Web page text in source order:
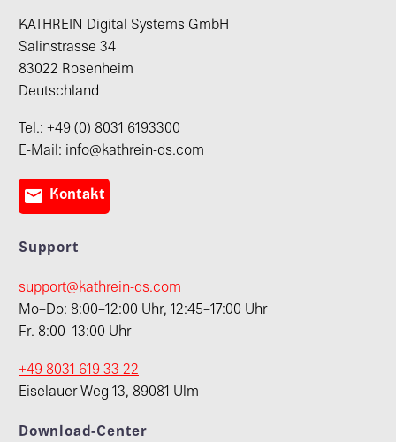
KATHREIN Digital Systems GmbH
Salinstrasse 34
83022 Rosenheim
Deutschland
Tel.: +49 (0) 8031 6193300
E-Mail: info@kathrein-ds.com
 Kontakt
Support
support@kathrein-ds.com
Mo–Do: 8:00–12:00 Uhr, 12:45–17:00 Uhr
Fr. 8:00–13:00 Uhr
+49 8031 619 33 22
Eiselauer Weg 13, 89081 Ulm
Download-Center